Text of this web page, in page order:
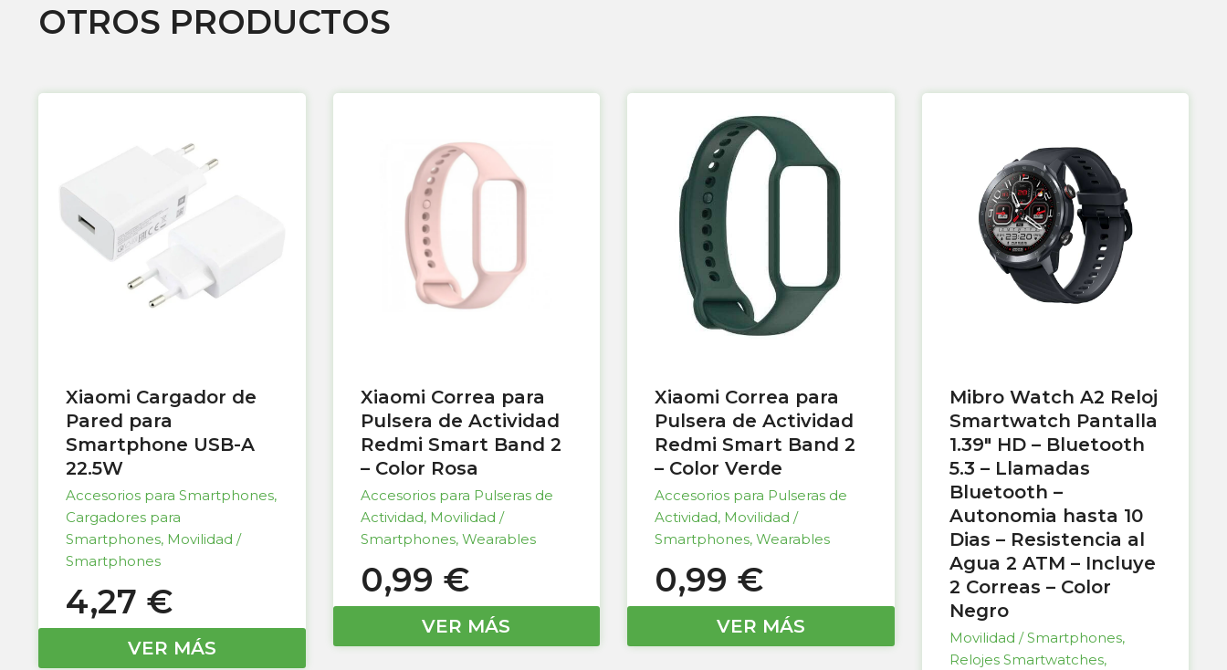
OTROS PRODUCTOS
Xiaomi Cargador de
Pared para
Smartphone USB-A
22.5W
Accesorios para Smartphones,
Cargadores para
Smartphones, Movilidad /
Smartphones
4,27 €
VER MÁS
Xiaomi Correa para
Pulsera de Actividad
Redmi Smart Band 2
– Color Rosa
Accesorios para Pulseras de
Actividad, Movilidad /
Smartphones, Wearables
0,99 €
VER MÁS
Xiaomi Correa para
Pulsera de Actividad
Redmi Smart Band 2
– Color Verde
Accesorios para Pulseras de
Actividad, Movilidad /
Smartphones, Wearables
0,99 €
VER MÁS
Mibro Watch A2 Reloj
Smartwatch Pantalla
1.39″ HD – Bluetooth
5.3 – Llamadas
Bluetooth –
Autonomia hasta 10
Dias – Resistencia al
Agua 2 ATM – Incluye
2 Correas – Color
Negro
Movilidad / Smartphones,
Relojes Smartwatches,